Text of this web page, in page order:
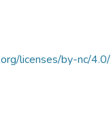
licenses/by-nc/4.0/